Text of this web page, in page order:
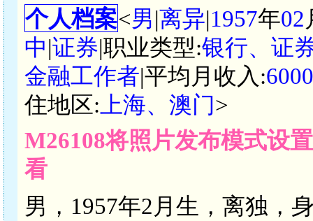
个人档案<男|离异|1957年02
中|证券|职业类型:银行、证
金融工作者|平均月收入:
住地区: 上海、澳门>
M26108将照片发布模式设
看
男，1957年2月生，离独，